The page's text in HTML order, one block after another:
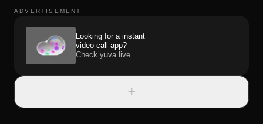
ADVERTISEMENT
Looking for a instant
video call app?
Check yuva.live
+